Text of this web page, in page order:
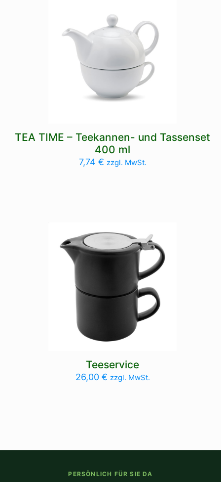
TEA TIME – Teekannen- und Tassenset
400 ml
7,74 € zzgl. MwSt.
Teeservice
26,00 € zzgl. MwSt.
PERSÖNLICH FÜR SIE DA